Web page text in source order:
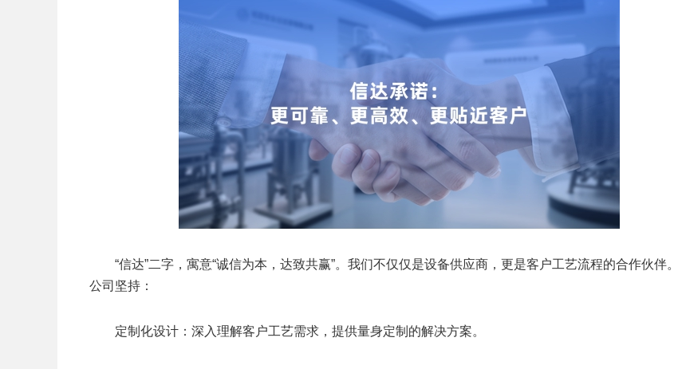
“信达”二字，寓意“诚信为本，达致共赢”。我们不仅仅是设备供应商，更是客户工艺流程的合作伙伴。
公司坚持：
定制化设计：深入理解客户工艺需求，提供量身定制的解决方案。